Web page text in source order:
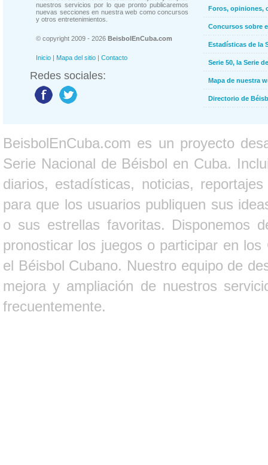
nuestros servicios por lo que pronto publicaremos
nuevas secciones en nuestra web como concursos
y otros entretenimientos.
© copyright 2009 - 2026 BeisbolEnCuba.com
Inicio | Mapa del sitio | Contacto
Redes sociales:
Foros, opiniones,
Concursos sobre
Estadísticas de la
Serie 50, la Serie
Mapa de nuestra
Directorio de
BeisbolEnCuba.com es un proyecto
Serie Nacional de Béisbol en Cuba.
diarios, estadísticas, noticias,
para que los usuarios publiquen sus
o sus estrellas favoritas. Disponemos
pronosticar los juegos o participar en
el Béisbol Cubano. Nuestro equipo de
mejora y ampliación de nuestros
frecuentemente.